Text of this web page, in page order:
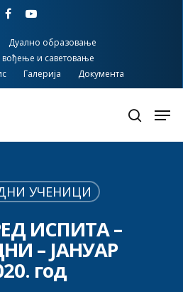
facebookyoutube
Дуално образовање
вођење и саветовање
Галерија Документа
УЧЕНИЦИ
ИСПИТА –
– ЈАНУАР
год